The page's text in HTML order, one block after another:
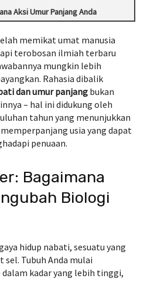
Aksi Umur Panjang Anda
memikat umat manusia
terobosan ilmiah terbaru
mungkin lebih
Rahasia dibalik
dan umur panjang bukan
– hal ini didukung oleh
tahun yang menunjukkan
usia yang dapat
penuaan.
Bagaimana
Biologi
hidup nabati, sesuatu yang
Tubuh Anda mulai
kadar yang lebih tinggi,